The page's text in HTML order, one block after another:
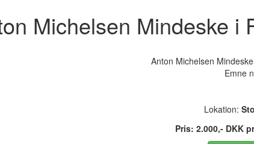
Michelsen Mindeske i
Anton Michelsen
Emne
Lokation:
Pris: 2.000,- DKK